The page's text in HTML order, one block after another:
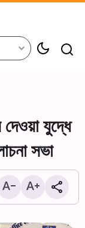
যুদ্ধে
সভা